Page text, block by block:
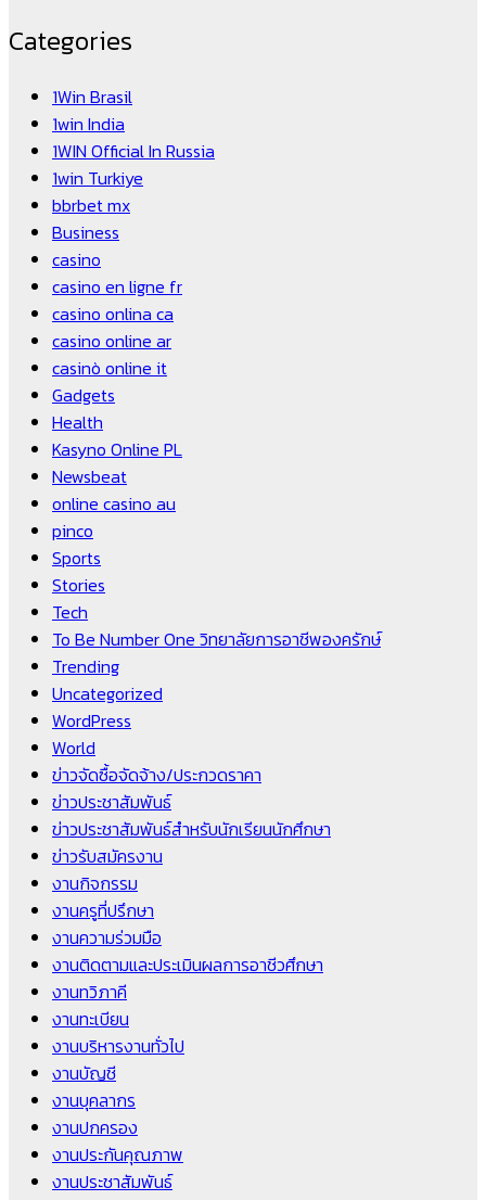
Categories
1Win Brasil
1win India
1WIN Official In Russia
1win Turkiye
bbrbet mx
Business
casino
casino en ligne fr
casino onlina ca
casino online ar
casinò online it
Gadgets
Health
Kasyno Online PL
Newsbeat
online casino au
pinco
Sports
Stories
Tech
To Be Number One วิทยาลัยการอาชีพองครักษ์
Trending
Uncategorized
WordPress
World
ข่าวจัดซื้อจัดจ้าง/ประกวดราคา
ข่าวประชาสัมพันธ์
ข่าวประชาสัมพันธ์สำหรับนักเรียนนักศึกษา
ข่าวรับสมัครงาน
งานกิจกรรม
งานครูที่ปรึกษา
งานความร่วมมือ
งานติดตามและประเมินผลการอาชีวศึกษา
งานทวิภาคี
งานทะเบียน
งานบริหารงานทั่วไป
งานบัญชี
งานบุคลากร
งานปกครอง
งานประกันคุณภาพ
งานประชาสัมพันธ์